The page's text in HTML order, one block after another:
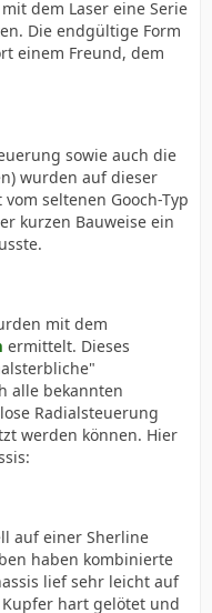
dem Laser eine Serie
Die endgültige Form
einem Freund, dem
sowie auch die
wurden auf dieser
seltenen Gooch-Typ
kurzen Bauweise ein
mit dem
ermittelt. Dieses
alle bekannten
Radialsteuerung
werden können. Hier
auf einer Sherline
haben kombinierte
lief sehr leicht auf
hart gelötet und